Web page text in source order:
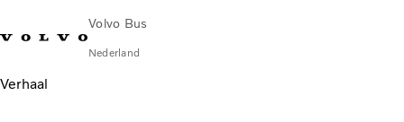
Volvo Bus
Nederland
Change Market
Verhaal